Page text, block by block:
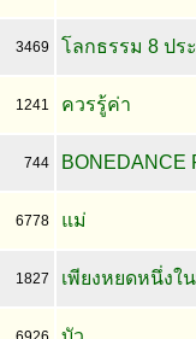
3469 โลกธรรม 8 ปร
1241 ควรรู้ค่า
744 BONEDANCE
6778 แม่
1827 เพียงหยดหนึ่งใ